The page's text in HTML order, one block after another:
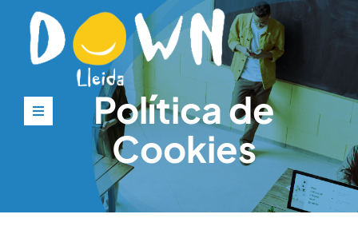
content
Toggle
Navigation
Política de
Cookies